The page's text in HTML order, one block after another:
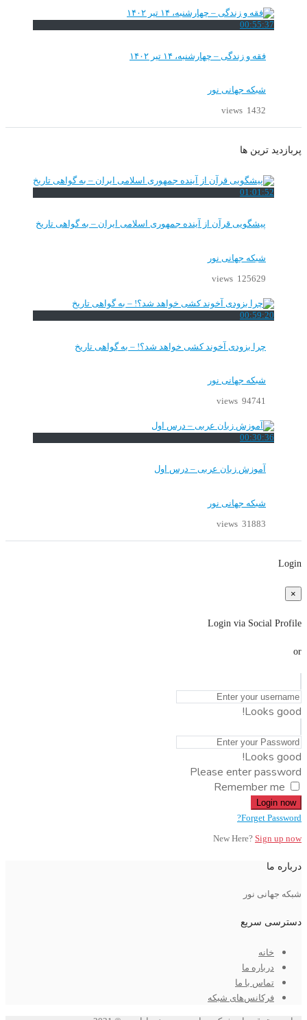
00:55:37
فقه و زندگی – چهارشنبه، ۱۴ تیر ۱۴۰۲
شبکه جهانی نور
1432 views
پربازدید ترین ها
01:01:52
پیشگویی قرآن از آینده جمهوری اسلامی ایران – به گواهی تاریخ
شبکه جهانی نور
125629 views
00:59:20
چرا بزودی آخوند کشی خواهد شد؟! – به گواهی تاریخ
شبکه جهانی نور
94741 views
00:30:36
آموزش زبان عربی – درس اول
شبکه جهانی نور
31883 views
Login
×
Login via Social Profile
or
Looks good!
Looks good!
Please enter password
Remember me
Login now
Forget Password?
New Here? Sign up now
درباره ما
شبکه جهانی نور
دسترسی سریع
خانه
درباره ما
تماس با ما
فرکانس‌های شبکه